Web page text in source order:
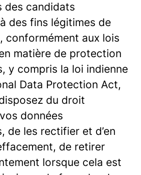
des candidats
des fins légitimes de
conformément aux lois
matière de protection
y compris la loi indienne
Data Protection Act,
du droit
données
de les rectifier et d’en
de retirer
lorsque cela est